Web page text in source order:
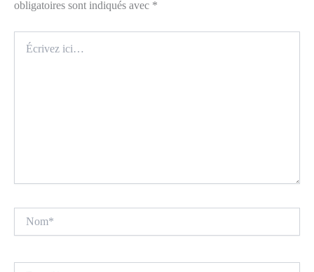
obligatoires sont indiqués avec *
ici…